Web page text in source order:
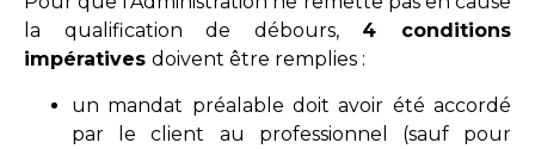
la qualification de débours, 4 conditions
impératives doivent être remplies :
un mandat préalable doit avoir été accordé
par le client au professionnel (sauf pour